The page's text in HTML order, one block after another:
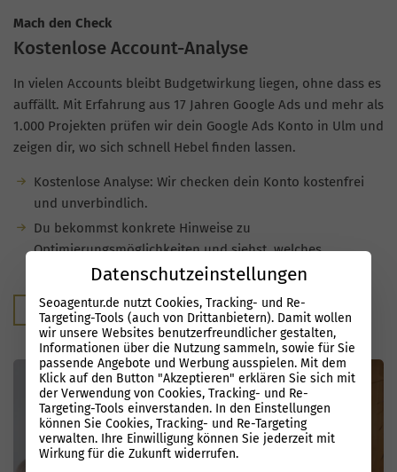
Mach den Check
Kostenlose Account-Analyse
In vielen Accounts bleibt Budgetwirkung liegen, ohne dass es
auffällt. Mit Erfahrung aus 17 Jahren Google Ads und mehr als
1.000 Projekten prüfen wir dein Google Ads Konto in Ulm und
zeigen dir, wo sich schnell Hebel finden lassen.
Kostenlose Analyse: Wir checken dein Konto kostenfrei
und unverbindlich.
Du bekommst konkrete Hinweise zu
Optimierungsmöglichkeiten und siehst, welches
zusätzliche Potenzial in deinen Kampagnen steckt.
Kostenloser Audit
Datenschutzeinstellungen
Seoagentur.de nutzt Cookies, Tracking- und Re-
Targeting-Tools (auch von Drittanbietern). Damit wollen
wir unsere Websites benutzerfreundlicher gestalten,
Informationen über die Nutzung sammeln, sowie für Sie
passende Angebote und Werbung ausspielen. Mit dem
Klick auf den Button "Akzeptieren" erklären Sie sich mit
der Verwendung von Cookies, Tracking- und Re-
Targeting-Tools einverstanden. In den Einstellungen
können Sie Cookies, Tracking- und Re-Targeting
verwalten. Ihre Einwilligung können Sie jederzeit mit
Wirkung für die Zukunft widerrufen.